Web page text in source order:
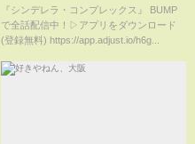
ックス #bumpドラマ #ごっこ倶
楽部 #デレコン #ショートドラマ
『シンデレラ・コンプレックス』 BUMP
で全話配信中！▷アプリをダウンロード
(登録無料) https://app.adjust.io/h6g...